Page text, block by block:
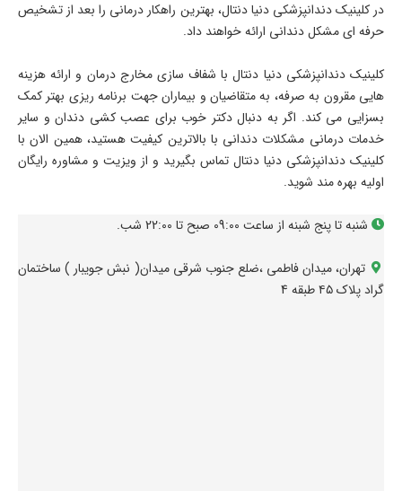
در کلینیک دندانپزشکی دنیا دنتال، بهترین راهکار درمانی را بعد از تشخیص
حرفه ای مشکل دندانی ارائه خواهند داد.
کلینیک دندانپزشکی دنیا دنتال با شفاف سازی مخارج درمان و ارائه هزینه
هایی مقرون به صرفه، به متقاضیان و بیماران جهت برنامه ریزی بهتر کمک
بسزایی می کند. اگر به دنبال دکتر خوب برای عصب کشی دندان و سایر
خدمات درمانی مشکلات دندانی با بالاترین کیفیت هستید، همین الان با
کلینیک دندانپزشکی دنیا دنتال تماس بگیرید و از ویزیت و مشاوره رایگان
اولیه بهره مند شوید.
شنبه تا پنج شبنه از ساعت 09:00 صبح تا 22:00 شب.
تهران، میدان فاطمی ،ضلع جنوب شرقی میدان( نبش جویبار ) ساختمان
گراد پلاک ۴۵ طبقه 4